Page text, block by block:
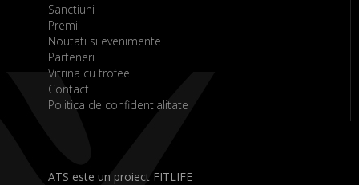
Sanctiuni
Premii
Noutati si evenimente
Parteneri
Vitrina cu trofee
Contact
Politica de confidentialitate
ATS este un proiect FITLIFE